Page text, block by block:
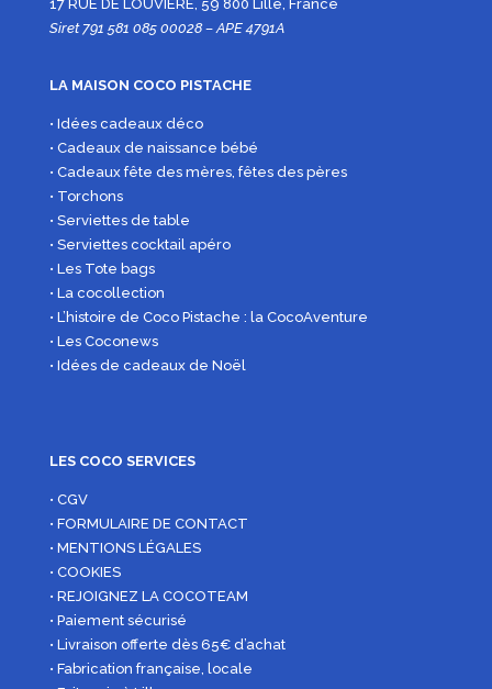
17 RUE DE LOUVIÈRE, 59 800 Lille, France
Siret 791 581 085 00028 – APE 4791A
LA MAISON COCO PISTACHE
• Idées cadeaux déco
• Cadeaux de naissance bébé
• Cadeaux fête des mères, fêtes des pères
• Torchons
• Serviettes de table
• Serviettes cocktail apéro
• Les Tote bags
• La cocollection
• L’histoire de Coco Pistache : la CocoAventure
• Les Coconews
• Idées de cadeaux de Noël
LES COCO SERVICES
• CGV
• FORMULAIRE DE CONTACT
• MENTIONS LÉGALES
• COOKIES
• REJOIGNEZ LA COCOTEAM
• Paiement sécurisé
• Livraison offerte dès 65€ d’achat
• Fabrication française, locale